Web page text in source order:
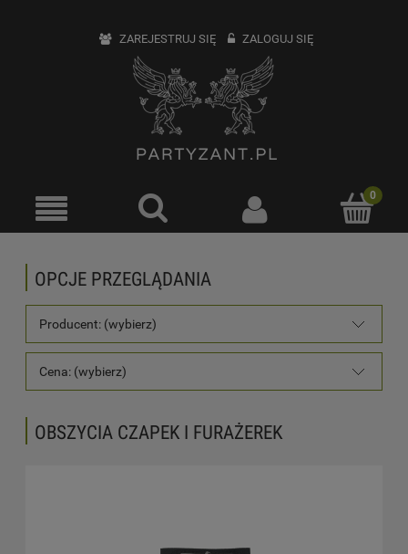
ZAREJESTRUJ SIĘ ZALOGUJ SIĘ
OPCJE PRZEGLĄDANIA
Producent: (wybierz)
Cena: (wybierz)
OBSZYCIA CZAPEK I FURAŻEREK